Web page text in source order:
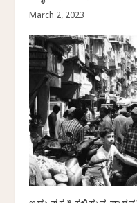
March 2, 2023